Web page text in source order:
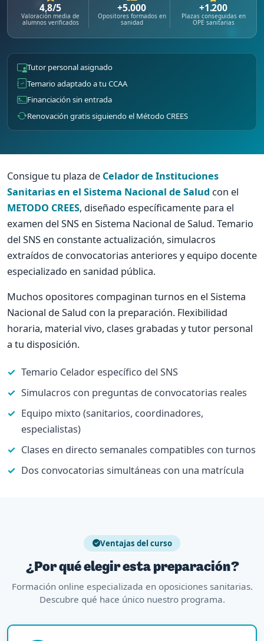
4,8/5
Valoración media de
alumnos verificados
+5.000
Opositores formados en
sanidad
+1.200
Plazas conseguidas en
OPE sanitarias
Tutor personal asignado
Temario adaptado a tu CCAA
Financiación sin entrada
Renovación gratis siguiendo el Método CREES
Consigue tu plaza de Celador de Instituciones
Sanitarias en el Sistema Nacional de Salud con el
METODO CREES, diseñado específicamente para el
examen del SNS en Sistema Nacional de Salud. Temario
del SNS en constante actualización, simulacros
extraídos de convocatorias anteriores y equipo docente
especializado en sanidad pública.
Muchos opositores compaginan turnos en el Sistema
Nacional de Salud con la preparación. Flexibilidad
horaria, material vivo, clases grabadas y tutor personal
a tu disposición.
Temario Celador específico del SNS
Simulacros con preguntas de convocatorias reales
Equipo mixto (sanitarios, coordinadores,
especialistas)
Clases en directo semanales compatibles con turnos
Dos convocatorias simultáneas con una matrícula
Ventajas del curso
¿Por qué elegir esta preparación?
Formación online especializada en oposiciones sanitarias.
Descubre qué hace único nuestro programa.